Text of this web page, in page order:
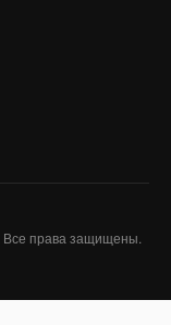
Все права защищены.